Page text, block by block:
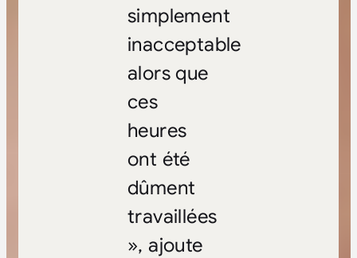
simplement
inacceptable
alors que
ces
heures
ont été
dûment
travaillées
», ajoute